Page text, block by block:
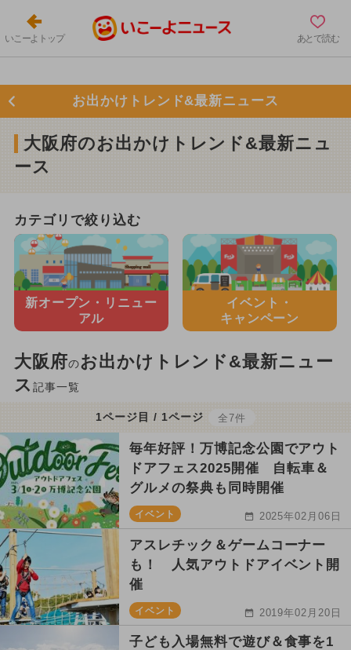
いこーよトップ あとで読む
お出かけトレンド&最新ニュース
大阪府のお出かけトレンド&最新ニュ
ース
カテゴリで絞り込む
新オープン・ リニュー
アル
イベント・
キャンペーン
大阪府のお出かけトレンド&最新ニュー
ス 記事一覧
1ページ目 / 1ページ 全7件
毎年好評！万博記念公園でアウト
ドアフェス2025開催 自転車＆
グルメの祭典も同時開催
イベント 2025年02月06日
アスレチック＆ゲームコーナー
も！ 人気アウトドアイベント開
催
イベント 2019年02月20日
子ども入場無料で遊び＆食事を1